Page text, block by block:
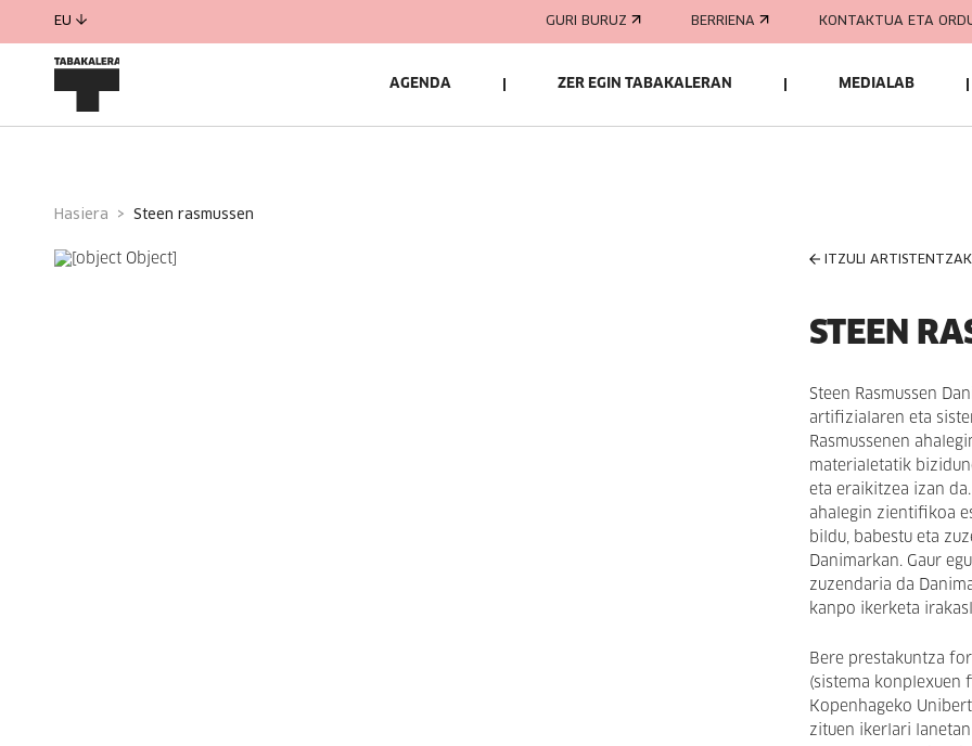
EU GURI BURUZ BERRIENA KONTAKTUA ETA
AGENDA ZER EGIN TABAKALERAN MEDIALAB
Hasiera steen rasmussen
ITZULI
STEEN
Steen Rasmussen
artifizialaren eta
Rasmussenen
materialetatik
eta eraikitzea izan
ahalegin zientifikoa
bildu, babestu eta
Danimarkan. Gaur
zuzendaria da
kanpo ikerketa
Bere prestakuntza
(sistema konplexuen
Kopenhageko
zituen ikerlari